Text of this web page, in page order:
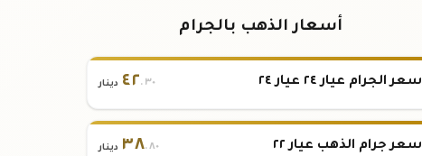
أسعار الذهب بالجرام
سعر الجرام عيار ٢٤ عيار ٢٤ ٤٢.٣٠ دينار
سعر جرام الذهب عيار ٢٢ ٣٨.٨٠ دينار